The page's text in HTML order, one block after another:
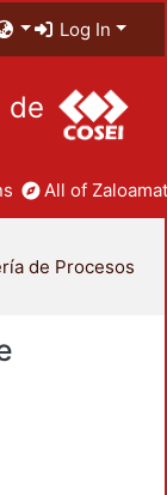
Log In
de
All of
de Procesos